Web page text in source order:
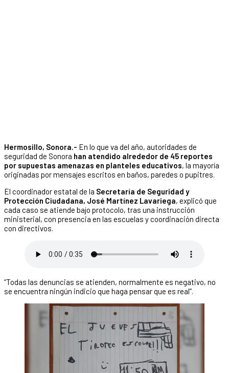
Hermosillo, Sonora.- En lo que va del año, autoridades de
seguridad de Sonora han atendido alrededor de 45 reportes
por supuestas amenazas en planteles educativos, la mayoría
originadas por mensajes escritos en baños, paredes o pupitres.
El coordinador estatal de la Secretaría de Seguridad y
Protección Ciudadana, José Martínez Lavariega, explicó que
cada caso se atiende bajo protocolo, tras una instrucción
ministerial, con presencia en las escuelas y coordinación directa
con directivos.
“Todas las denuncias se atienden, normalmente es negativo, no
se encuentra ningún indicio que haga pensar que es real”.